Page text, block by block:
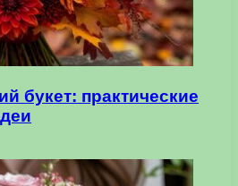
букет: практические